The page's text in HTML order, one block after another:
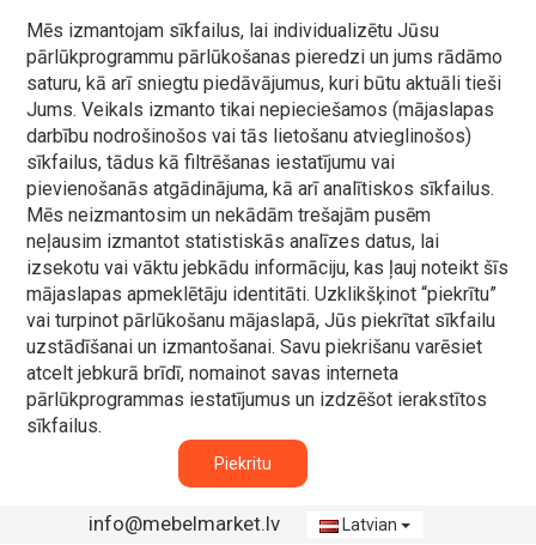
Mēs izmantojam sīkfailus, lai individualizētu Jūsu
pārlūkprogrammu pārlūkošanas pieredzi un jums rādāmo
saturu, kā arī sniegtu piedāvājumus, kuri būtu aktuāli tieši
Jums. Veikals izmanto tikai nepieciešamos (mājaslapas
darbību nodrošinošos vai tās lietošanu atvieglinošos)
sīkfailus, tādus kā filtrēšanas iestatījumu vai
pievienošanās atgādinājuma, kā arī analītiskos sīkfailus.
Mēs neizmantosim un nekādām trešajām pusēm
neļausim izmantot statistiskās analīzes datus, lai
izsekotu vai vāktu jebkādu informāciju, kas ļauj noteikt šīs
mājaslapas apmeklētāju identitāti. Uzklikšķinot “piekrītu”
vai turpinot pārlūkošanu mājaslapā, Jūs piekrītat sīkfailu
uzstādīšanai un izmantošanai. Savu piekrišanu varēsiet
atcelt jebkurā brīdī, nomainot savas interneta
pārlūkprogrammas iestatījumus un izdzēšot ierakstītos
sīkfailus.
Piekritu
info@mebelmarket.lv Latvian